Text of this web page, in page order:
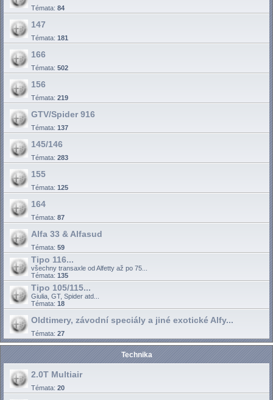
Témata: 84
147
Témata: 181
166
Témata: 502
156
Témata: 219
GTV/Spider 916
Témata: 137
145/146
Témata: 283
155
Témata: 125
164
Témata: 87
Alfa 33 & Alfasud
Témata: 59
Tipo 116...
všechny transaxle od Alfetty až po 75...
Témata: 135
Tipo 105/115...
Giulia, GT, Spider atd...
Témata: 18
Oldtimery, závodní speciály a jiné exotické Alfy...
Témata: 27
Technika
2.0T Multiair
Témata: 20